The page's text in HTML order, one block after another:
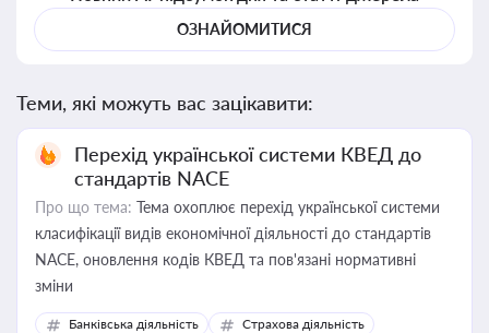
ОЗНАЙОМИТИСЯ
Теми, які можуть вас зацікавити:
Перехід української системи КВЕД до
стандартів NACE
Про що тема: Тема охоплює перехід української системи
класифікації видів економічної діяльності до стандартів
NACE, оновлення кодів КВЕД та пов'язані нормативні
зміни
Банківська діяльність
Страхова діяльність